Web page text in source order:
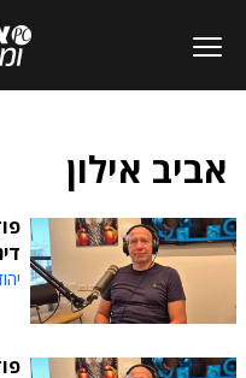
אביב אילון